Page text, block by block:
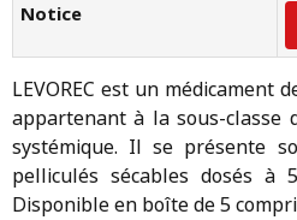
Notice
LEVOREC est un médicament
appartenant à la sous-classe
systémique. Il se présente
pelliculés sécables dosés à
Disponible en boîte de 5